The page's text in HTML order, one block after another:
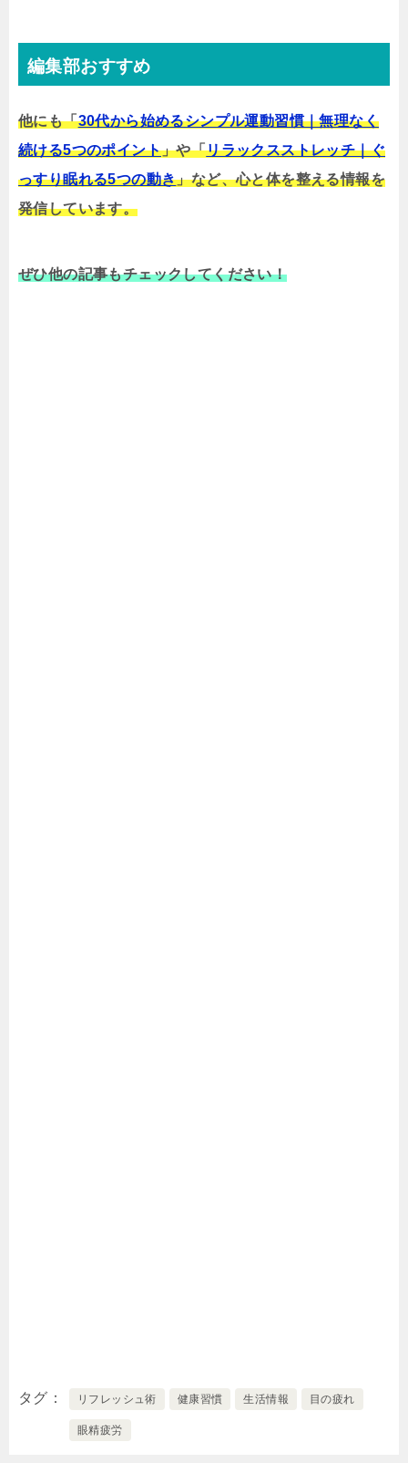
編集部おすすめ
他にも「30代から始めるシンプル運動習慣｜無理なく
続ける5つのポイント」や「リラックスストレッチ｜ぐ
っすり眠れる5つの動き」など、心と体を整える情報を
発信しています。
ぜひ他の記事もチェックしてください！
タグ リフレッシュ術 健康習慣 生活情報 目の疲れ
眼精疲労